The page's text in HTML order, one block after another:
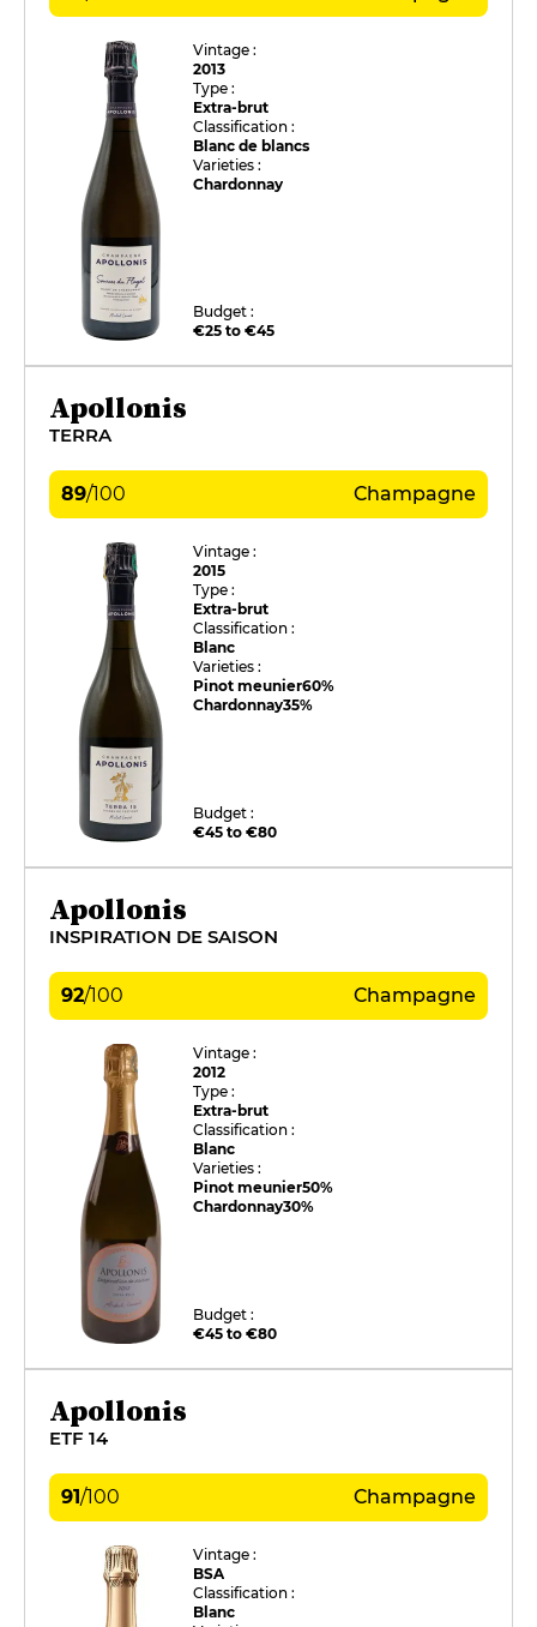
Vintage :
2013
Type :
Extra-brut
Classification :
Blanc de blancs
Varieties :
Chardonnay
Budget :
€25 to €45
Apollonis
TERRA
89/100 Champagne
Vintage :
2015
Type :
Extra-brut
Classification :
Blanc
Varieties :
Pinot meunier60%
Chardonnay35%
Budget :
€45 to €80
Apollonis
INSPIRATION DE SAISON
92/100 Champagne
Vintage :
2012
Type :
Extra-brut
Classification :
Blanc
Varieties :
Pinot meunier50%
Chardonnay30%
Budget :
€45 to €80
Apollonis
ETF 14
91/100 Champagne
Vintage :
BSA
Classification :
Blanc